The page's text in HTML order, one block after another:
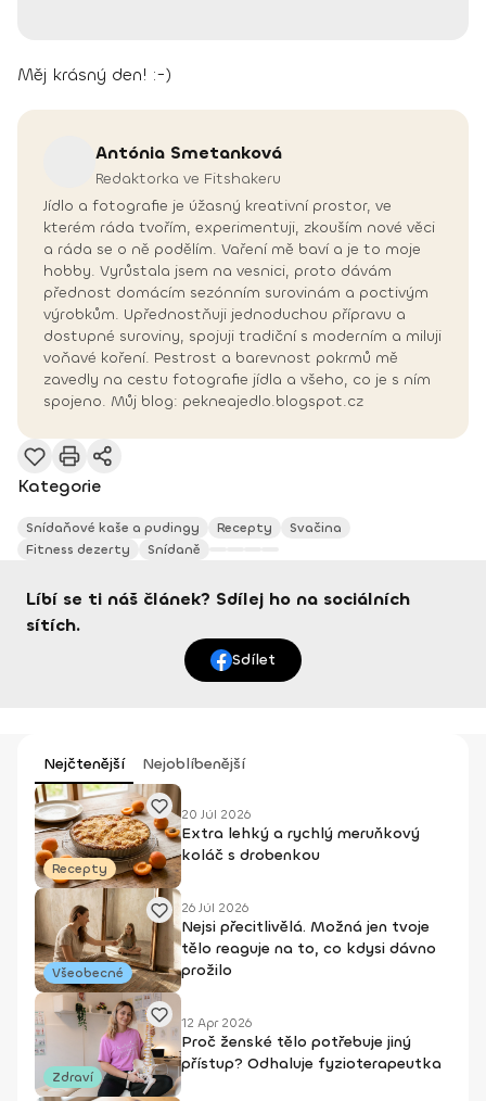
Měj krásný den! :-)
Antónia Smetanková
Redaktorka ve Fitshakeru
Jídlo a fotografie je úžasný kreativní prostor, ve
kterém ráda tvořím, experimentuji, zkouším nové věci
a ráda se o ně podělím. Vaření mě baví a je to moje
hobby. Vyrůstala jsem na vesnici, proto dávám
přednost domácím sezónním surovinám a poctivým
výrobkům. Upřednostňuji jednoduchou přípravu a
dostupné suroviny, spojuji tradiční s moderním a miluji
voňavé koření. Pestrost a barevnost pokrmů mě
zavedly na cestu fotografie jídla a všeho, co je s ním
spojeno. Můj blog: pekneajedlo.blogspot.cz
Kategorie
Snídaňové kaše a pudingy Recepty
Svačina
Fitness dezerty
Snídaně
Líbí se ti náš článek? Sdílej ho na sociálních
sítích.
Sdílet
Nejčtenější Nejoblíbenější
Recepty
20 Júl 2026
Extra lehký a rychlý meruňkový
koláč s drobenkou
Všeobecné
26 Júl 2026
Nejsi přecitlivělá. Možná jen tvoje
tělo reaguje na to, co kdysi dávno
prožilo
Zdraví
12 Apr 2026
Proč ženské tělo potřebuje jiný
přístup? Odhaluje fyzioterapeutka